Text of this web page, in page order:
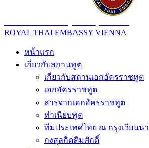
ROYAL THAI EMBASSY VIENNA
หน้าแรก
เกี่ยวกับสถานทูต
เกี่ยวกับสถานเอกอัครราชทูต
เอกอัครราชทูต
สารจากเอกอัครราชทูต
ทำเนียบทูต
ทีมประเทศไทย ณ กรุงเวียนนา
กงสุลกิตติมศักดิ์